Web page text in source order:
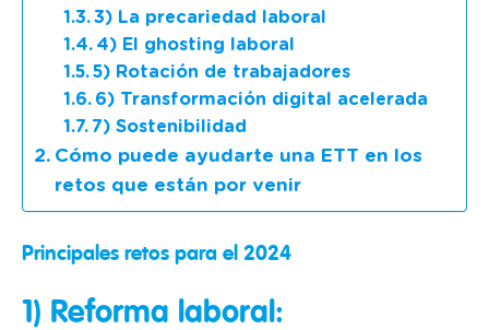
3) La precariedad laboral
4) El ghosting laboral
5) Rotación de trabajadores
6) Transformación digital acelerada
7) Sostenibilidad
Cómo puede ayudarte una ETT en los
retos que están por venir
Principales retos para el 2024
1) Reforma laboral: